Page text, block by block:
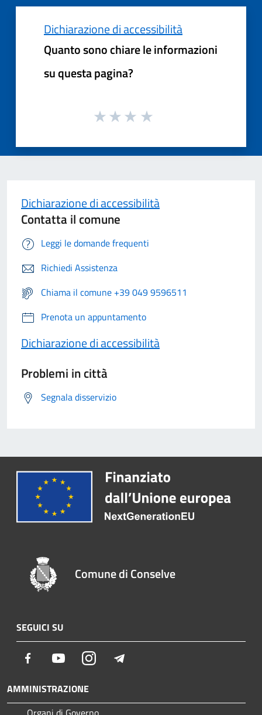
Dichiarazione di accessibilità
Quanto sono chiare le informazioni
su questa pagina?
Dichiarazione di accessibilità
Contatta il comune
Leggi le domande frequenti
Richiedi Assistenza
Chiama il comune +39 049 9596511
Prenota un appuntamento
Dichiarazione di accessibilità
Problemi in città
Segnala disservizio
Comune di Conselve
SEGUICI SU
Facebook YoutubeInstagram
AMMINISTRAZIONE